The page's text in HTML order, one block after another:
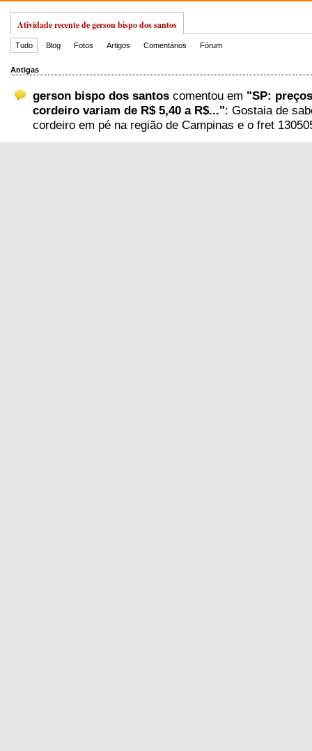
Atividade recente de gerson bispo dos santos
Tudo Blog Fotos Artigos Comentários Fórum
Antigas
gerson bispo dos santos comentou em "SP:
cordeiro variam de R$ 5,40 a R$...": Gostaia de
cordeiro em pé na região de Campinas e o fret